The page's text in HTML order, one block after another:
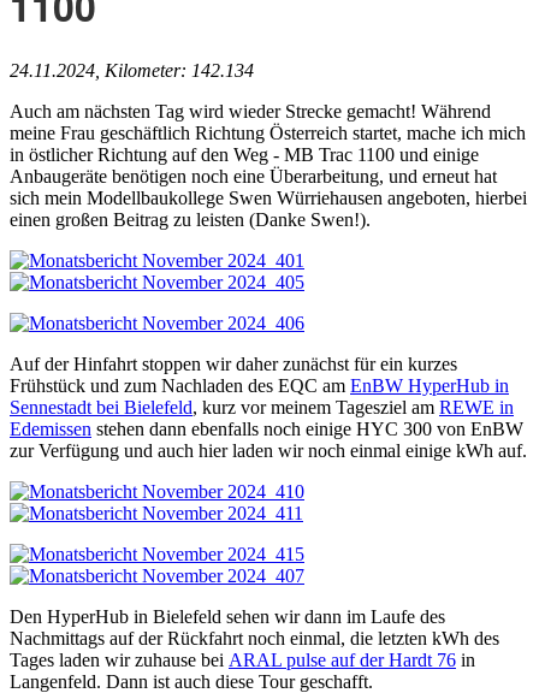
24.11.2024, Kilometer: 142.134
Auch am nächsten Tag wird wieder Strecke gemacht! Während
meine Frau geschäftlich Richtung Österreich startet, mache ich mich
in östlicher Richtung auf den Weg - MB Trac 1100 und einige
Anbaugeräte benötigen noch eine Überarbeitung, und erneut hat
sich mein Modellbaukollege Swen Würriehausen angeboten, hierbei
einen großen Beitrag zu leisten (Danke Swen!).
Auf der Hinfahrt stoppen wir daher zunächst für ein kurzes
Frühstück und zum Nachladen des EQC am EnBW HyperHub in
Sennestadt bei Bielefeld, kurz vor meinem Tagesziel am REWE in
Edemissen stehen dann ebenfalls noch einige HYC 300 von EnBW
zur Verfügung und auch hier laden wir noch einmal einige kWh auf.
Den HyperHub in Bielefeld sehen wir dann im Laufe des
Nachmittags auf der Rückfahrt noch einmal, die letzten kWh des
Tages laden wir zuhause bei ARAL pulse auf der Hardt 76 in
Langenfeld. Dann ist auch diese Tour geschafft.